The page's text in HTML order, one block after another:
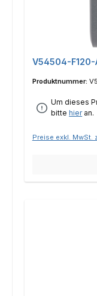
V54504-F120-
Produktnummer:
Um dieses
bittehieran.
Preise exkl. MwSt.